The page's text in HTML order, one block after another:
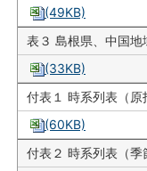
(49KB)
表３ 島根県、中国
(33KB)
付表１ 時系列表（
(60KB)
付表２ 時系列表（